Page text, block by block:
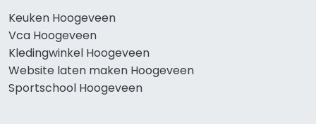
Keuken Hoogeveen
Vca Hoogeveen
Kledingwinkel Hoogeveen
Website laten maken Hoogeveen
Sportschool Hoogeveen